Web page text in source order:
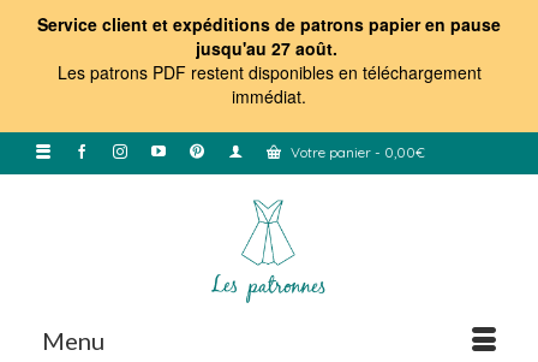
Service client et expéditions de patrons papier en pause
jusqu'au 27 août.
Les patrons PDF restent disponibles en téléchargement
immédiat.
Votre panier - 0,00€
Menu